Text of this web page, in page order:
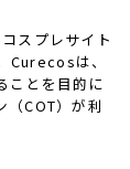
スプレサイト
Curecosは、
ことを目的に
COT）が利